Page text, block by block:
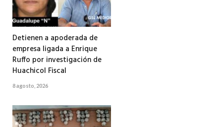
Detienen a apoderada de
empresa ligada a Enrique
Ruffo por investigación de
Huachicol Fiscal
8 agosto, 2026